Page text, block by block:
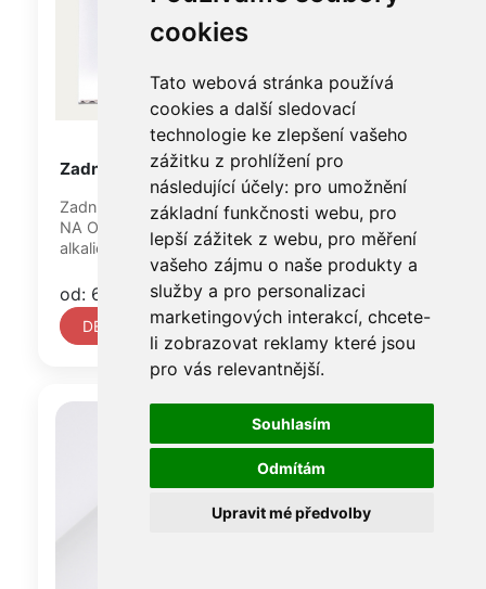
cookies
Tato webová stránka používá
cookies a další sledovací
technologie ke zlepšení vašeho
zážitku z prohlížení pro
následující účely: pro umožnění
základní funkčnosti webu, pro
lepší zážitek z webu, pro měření
vašeho zájmu o naše produkty a
služby a pro personalizaci
marketingových interakcí, chcete-
li zobrazovat reklamy které jsou
pro vás relevantnější.
Souhlasím
Odmítám
Upravit mé předvolby
Zadní deska KLUG, síla 1,8 mm
Zadní deska KLUG Corrugated board E-flute /
NA OBJEDNÁVKU / je velmi oblíbená archivní
alkalická vlnitá lepenka...
od: 6 960 Kč
DETAIL